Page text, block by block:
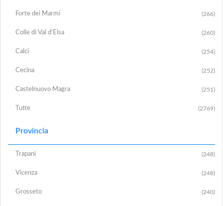
Forte dei Marmi (266)
Colle di Val d'Elsa (260)
Calci (254)
Cecina (252)
Castelnuovo Magra (251)
Tutte (2769)
Provincia
Trapani (248)
Vicenza (248)
Grosseto (240)